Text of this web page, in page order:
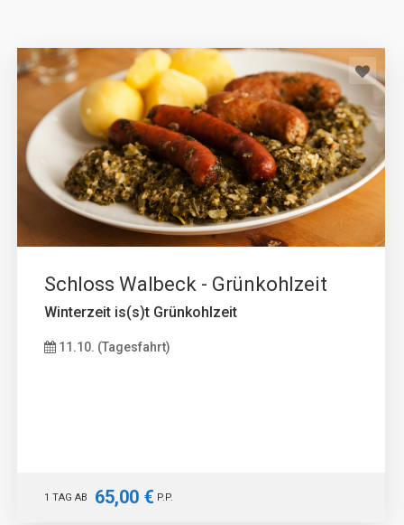
Schloss Walbeck - Grünkohlzeit
Winterzeit is(s)t Grünkohlzeit
11.10. (Tagesfahrt)
1 TAG AB 65,00 € P.P.